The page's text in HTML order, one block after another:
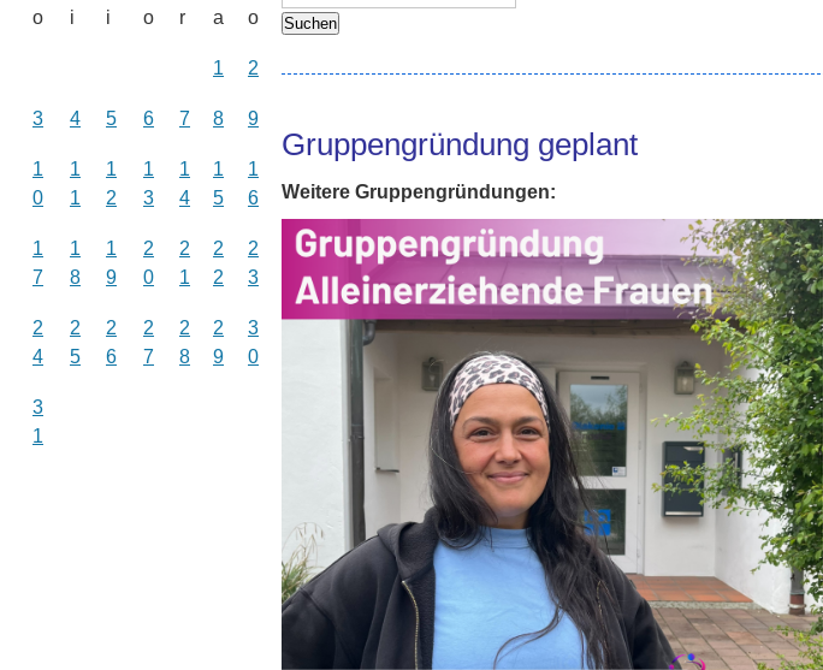
o
i
i
o
r
a
o
1 2
3 4 5 6 7 8 9
1
0
1
1
1
2
1
3
1
4
1
5
1
6
1
7
1
8
1
9
2
0
2
1
2
2
2
3
2
4
2
5
2
6
2
7
2
8
2
9
3
0
3
1
Gruppengründung geplant
Weitere Gruppengründungen: